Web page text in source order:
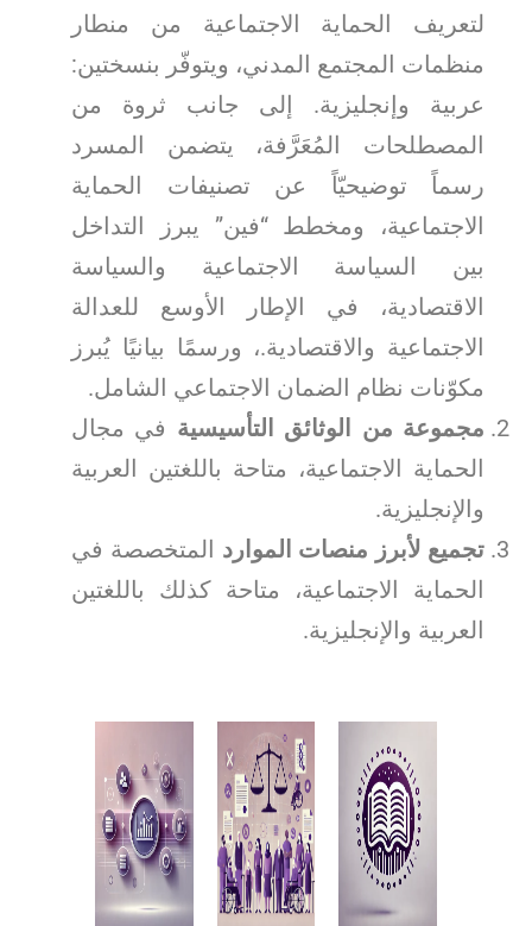
لتعريف الحماية الاجتماعية من منطار
منظمات المجتمع المدني، ويتوفّر بنسختين:
عربية وإنجليزية. إلى جانب ثروة من
المصطلحات المُعَرَّفة، يتضمن المسرد
رسماً توضيحيّاً عن تصنيفات الحماية
الاجتماعية، ومخطط “فين” يبرز التداخل
بين السياسة الاجتماعية والسياسة
الاقتصادية، في الإطار الأوسع للعدالة
الاجتماعية والاقتصادية.، ورسمًا بيانيًا يُبرز
مكوّنات نظام الضمان الاجتماعي الشامل.
مجموعة من الوثائق التأسيسية في مجال
الحماية الاجتماعية، متاحة باللغتين العربية
والإنجليزية.
تجميع لأبرز منصات الموارد المتخصصة في
الحماية الاجتماعية، متاحة كذلك باللغتين
العربية والإنجليزية.